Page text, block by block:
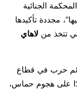
الجنائية
مجددة تأكيدها
تتخذ من لاهاي
حرب في قطاع
على هجوم حماس،